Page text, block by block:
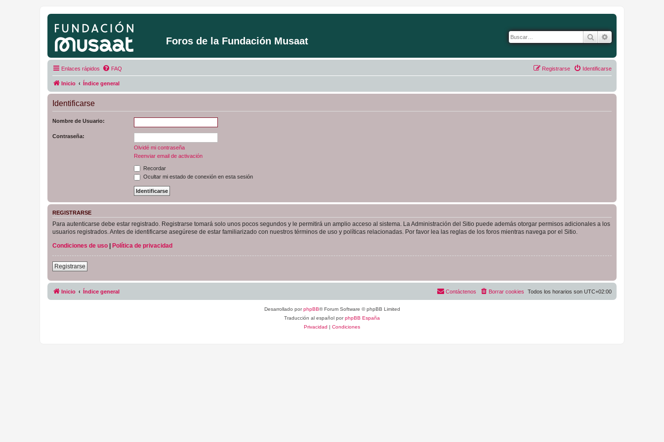
Foros de la Fundación Musaat Buscar
Enlaces rápidos FAQ Identificarse
Registrarse
Inicio Índice general
Identificarse
Nombre de Usuario:
Contraseña:
Olvidé mi contraseña
Reenviar email de activación
Recordar
Ocultar mi estado de conexión en esta sesión
REGISTRARSE
Para autenticarse debe estar registrado. Registrarse tomará solo unos pocos segundos y le permitirá un amplio acceso al sistema. La Administración del Sitio puede además otorgar permisos adicionales a los
usuarios registrados. Antes de identificarse asegúrese de estar familiarizado con nuestros términos de uso y políticas relacionadas. Por favor lea las reglas de los foros mientras navega por el Sitio.
Condiciones de uso
Política de privacidad
Registrarse
Inicio Índice general Todos los horarios son UTC+02:00
Borrar cookies
Contáctenos
Desarrollado porphpBB® Forum Software © phpBB Limited
Traducción al español porphpBB España
Privacidad | Condiciones